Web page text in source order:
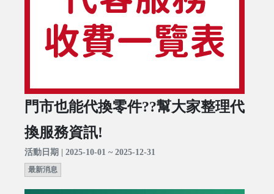
門市也能代換零件??幫大家整理代
換服務資訊!
活動日期 | 2025-10-01 ~ 2025-12-31
最新消息